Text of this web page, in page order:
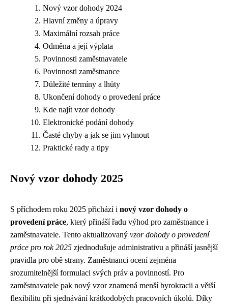
Nový vzor dohody 2024
Hlavní změny a úpravy
Maximální rozsah práce
Odměna a její výplata
Povinnosti zaměstnavatele
Povinnosti zaměstnance
Důležité termíny a lhůty
Ukončení dohody o provedení práce
Kde najít vzor dohody
Elektronické podání dohody
Časté chyby a jak se jim vyhnout
Praktické rady a tipy
Nový vzor dohody 2025
S příchodem roku 2025 přichází i nový vzor dohody o
provedení práce, který přináší řadu výhod pro zaměstnance i
zaměstnavatele. Tento aktualizovaný vzor dohody o provedení
práce pro rok 2025 zjednodušuje administrativu a přináší jasnější
pravidla pro obě strany. Zaměstnanci ocení zejména
srozumitelnější formulaci svých práv a povinností. Pro
zaměstnavatele pak nový vzor znamená menší byrokracii a větší
flexibilitu při sjednávání krátkodobých pracovních úkolů. Díky